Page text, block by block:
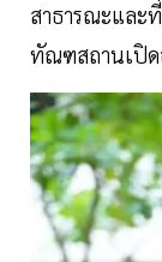
สาธารณะและ
ทัณฑสถานเปิด